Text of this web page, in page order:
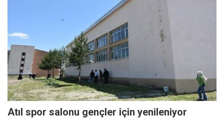
Atıl spor salonu gençler için yenileniyor